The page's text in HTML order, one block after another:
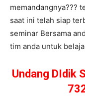
memandangnya???
saat ini telah siap
seminar Bersama
tim anda untuk
Undang DIdik